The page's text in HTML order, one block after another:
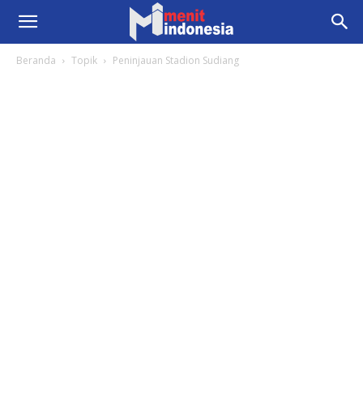
Beranda Topik Peninjauan Stadion Sudiang